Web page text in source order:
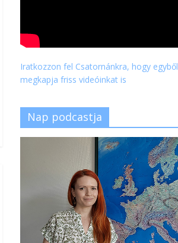
Iratkozzon fel Csatornánkra, hogy egyből
megkapja friss videóinkat is
Nap podcastja